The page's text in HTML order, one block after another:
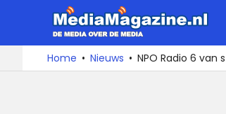
de
De
media
over
Home Nieuws NPO Radio 6 van